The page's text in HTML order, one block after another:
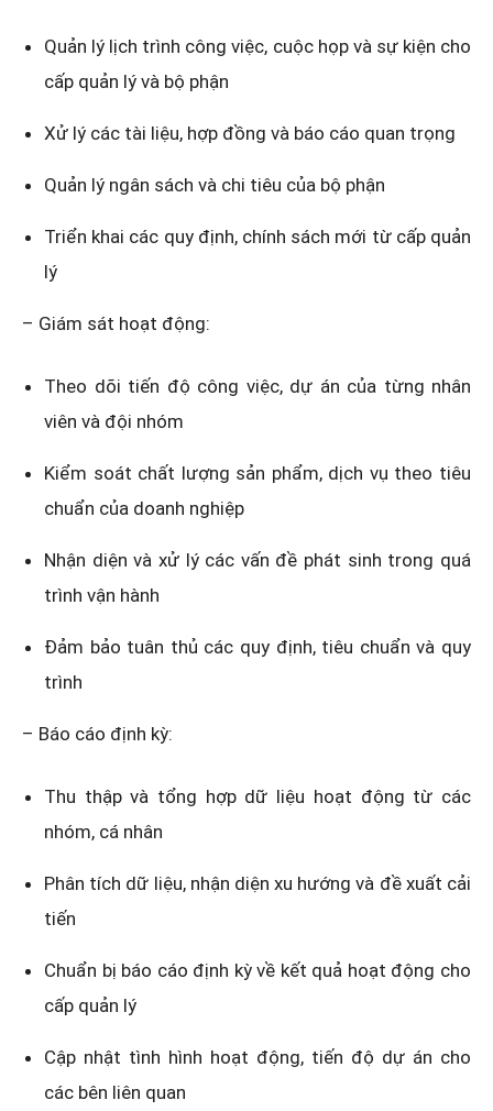
Quản lý lịch trình công việc, cuộc họp và sự kiện cho
cấp quản lý và bộ phận
Xử lý các tài liệu, hợp đồng và báo cáo quan trọng
Quản lý ngân sách và chi tiêu của bộ phận
Triển khai các quy định, chính sách mới từ cấp quản
lý
– Giám sát hoạt động:
Theo dõi tiến độ công việc, dự án của từng nhân
viên và đội nhóm
Kiểm soát chất lượng sản phẩm, dịch vụ theo tiêu
chuẩn của doanh nghiệp
Nhận diện và xử lý các vấn đề phát sinh trong quá
trình vận hành
Đảm bảo tuân thủ các quy định, tiêu chuẩn và quy
trình
– Báo cáo định kỳ:
Thu thập và tổng hợp dữ liệu hoạt động từ các
nhóm, cá nhân
Phân tích dữ liệu, nhận diện xu hướng và đề xuất cải
tiến
Chuẩn bị báo cáo định kỳ về kết quả hoạt động cho
cấp quản lý
Cập nhật tình hình hoạt động, tiến độ dự án cho
các bên liên quan